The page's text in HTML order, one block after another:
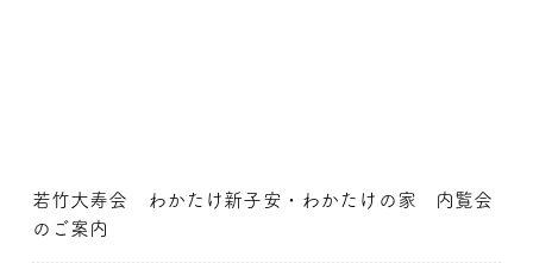
若竹大寿会 わかたけ新子安・わかたけの家 内覧会
のご案内